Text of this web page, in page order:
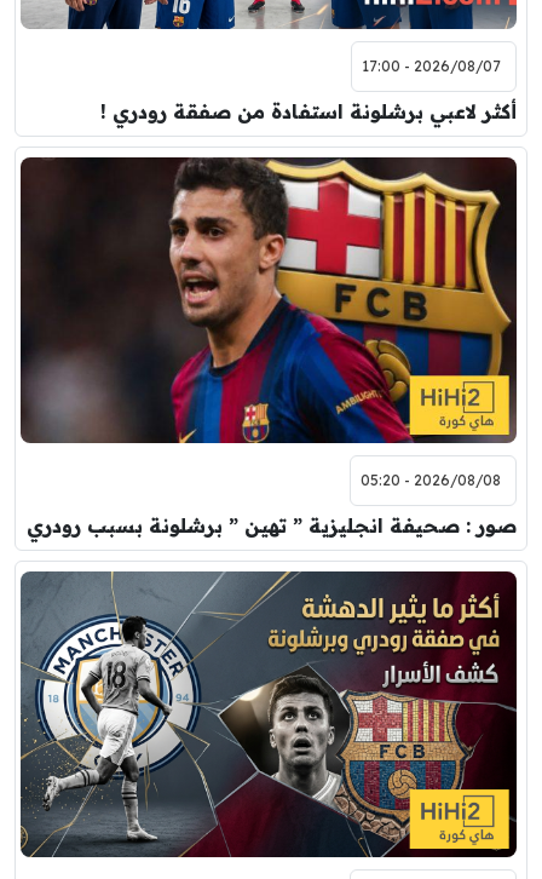
2026/08/07 - 17:00
أكثر لاعبي برشلونة استفادة من صفقة رودري !
2026/08/08 - 05:20
صور : صحيفة انجليزية ” تهين ” برشلونة بسبب رودري